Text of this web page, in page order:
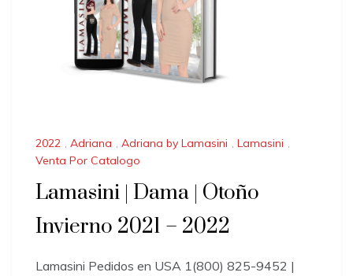
2022 , Adriana , Adriana by Lamasini , Lamasini ,
Venta Por Catalogo
Lamasini | Dama | Otoño
Invierno 2021 – 2022
Lamasini Pedidos en USA 1(800) 825-9452 |